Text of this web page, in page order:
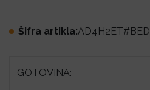
Šifra artikla:AD4H2ET#BED
GOTOVINA: